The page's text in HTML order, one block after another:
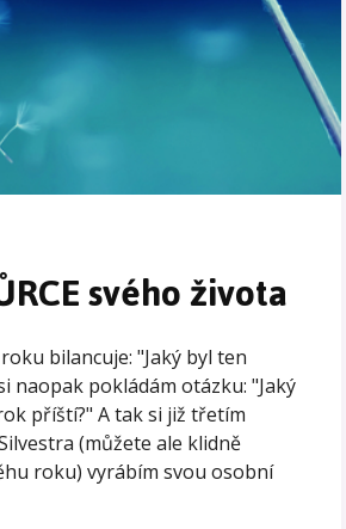
svého života
bilancuje: "Jaký byl ten
naopak pokládám otázku: "Jaký
příští?" A tak si již třetím
(můžete ale klidně
roku) vyrábím svou osobní